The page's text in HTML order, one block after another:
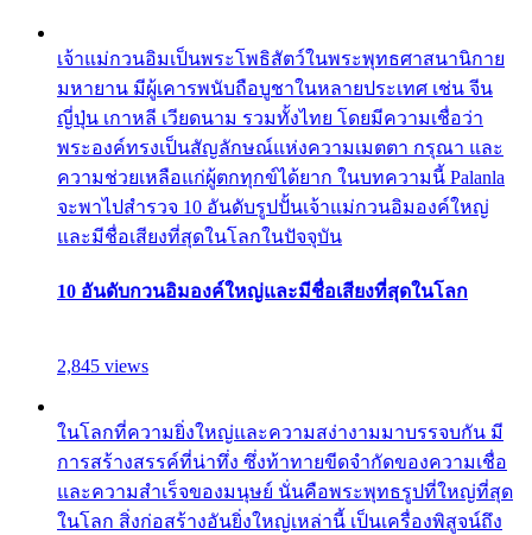
เจ้าแม่กวนอิมเป็นพระโพธิสัตว์ในพระพุทธศาสนานิกาย
มหายาน มีผู้เคารพนับถือบูชาในหลายประเทศ เช่น จีน
ญี่ปุ่น เกาหลี เวียดนาม รวมทั้งไทย โดยมีความเชื่อว่า
พระองค์ทรงเป็นสัญลักษณ์แห่งความเมตตา กรุณา และ
ความช่วยเหลือแก่ผู้ตกทุกข์ได้ยาก ในบทความนี้ Palanla
จะพาไปสำรวจ 10 อันดับรูปปั้นเจ้าแม่กวนอิมองค์ใหญ่
และมีชื่อเสียงที่สุดในโลกในปัจจุบัน
10 อันดับกวนอิมองค์ใหญ่และมีชื่อเสียงที่สุดในโลก
2,845 views
ในโลกที่ความยิ่งใหญ่และความสง่างามมาบรรจบกัน มี
การสร้างสรรค์ที่น่าทึ่ง ซึ่งท้าทายขีดจำกัดของความเชื่อ
และความสำเร็จของมนุษย์ นั่นคือพระพุทธรูปที่ใหญ่ที่สุด
ในโลก สิ่งก่อสร้างอันยิ่งใหญ่เหล่านี้ เป็นเครื่องพิสูจน์ถึง